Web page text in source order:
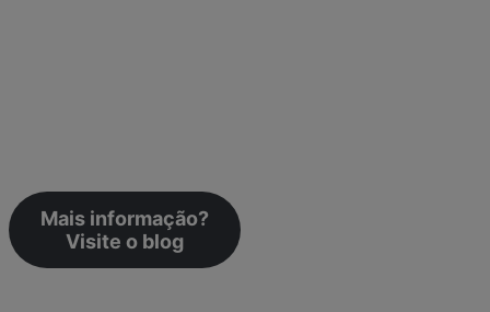
Mais informação?
Visite o blog